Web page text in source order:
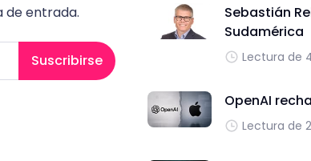
de entrada.
Suscribirse
Sebastián
Sudamérica
Lectura de
OpenAI
Lectura de